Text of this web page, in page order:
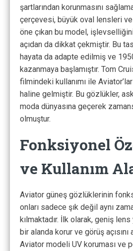
şartlarından korunmasını
çerçevesi, büyük oval lensleri
öne çıkan bu model,
açıdan da dikkat çekmiştir. Bu
hayata da adapte edilmiş ve
kazanmaya başlamıştır. Tom
filmindeki kullanımı ile
haline gelmiştir. Bu gözlükler,
moda dünyasına geçerek
olmuştur.
Fonksiyonel
ve Kullanım
Aviator güneş gözlüklerinin
onları sadece şık değil aynı
kılmaktadır. İlk olarak, geniş
bir alanda korur ve görüş açısını
Aviator modeli UV koruması ve